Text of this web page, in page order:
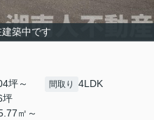
建築中です
坪～
坪
㎡～
間取り 4LDK